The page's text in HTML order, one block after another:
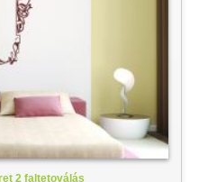
2 faltetoválás